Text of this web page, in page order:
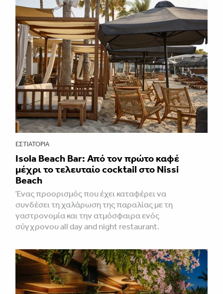
ΕΣΤΙΑΤΌΡΙΑ
Isola Beach Bar: Από τον πρώτο καφέ
μέχρι το τελευταίο cocktail στο Nissi
Beach
Ένας προορισμός που έχει καταφέρει να
συνδέσει τη χαλάρωση της παραλίας με τη
γαστρονομία και την ατμόσφαιρα ενός
σύγχρονου all day and night restaurant.